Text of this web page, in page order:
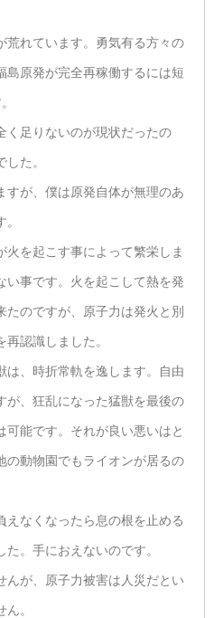
荒れています。勇気有る方々の
島原発が完全再稼働するには短
く足りないのが現状だったの
た。
すが、僕は原発自体が無理のあ
火を起こす事によって繁栄しま
い事です。火を起こして熱を発
たのですが、原子力は発火と別
認識しました。
は、時折常軌を逸します。自由
が、狂乱になった猛獣を最後の
可能です。それが良い悪いはと
の動物園でもライオンが居るの
えなくなったら息の根を止める
。手におえないのです。
んが、原子力被害は人災だとい
。